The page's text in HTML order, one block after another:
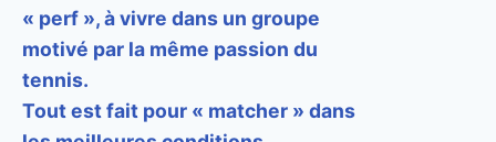
« perf », à vivre dans un groupe
motivé par la même passion du
tennis.
Tout est fait pour « matcher » dans